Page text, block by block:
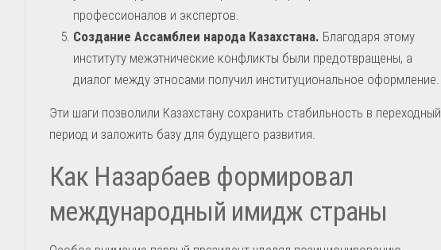
профессионалов и экспертов.
Создание Ассамблеи народа Казахстана. Благодаря этому
институту межэтнические конфликты были предотвращены, а
диалог между этносами получил институциональное оформление.
Эти шаги позволили Казахстану сохранить стабильность в переходный
период и заложить базу для будущего развития.
Как Назарбаев формировал
международный имидж страны